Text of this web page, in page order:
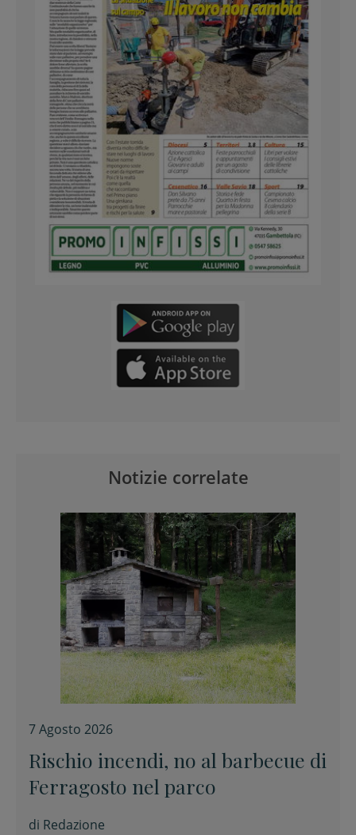
Notizie correlate
7 Agosto 2026
Rischio incendi, no al barbecue di
Ferragosto nel parco
di Redazione